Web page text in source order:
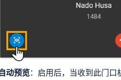
动预览：启用后，当收到此门口